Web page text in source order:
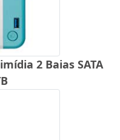
2 Baias SATA